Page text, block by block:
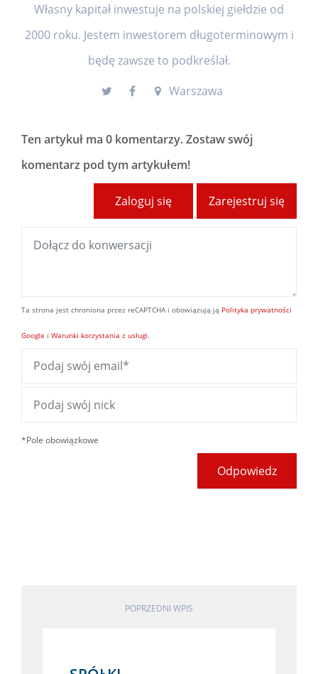
Własny kapitał inwestuje na polskiej giełdzie od
2000 roku. Jestem inwestorem długoterminowym i
będę zawsze to podkreślał.
Warszawa
Ten artykuł ma 0 komentarzy. Zostaw swój
komentarz pod tym artykułem!
Zarejestruj się
Zaloguj się
Ta strona jest chroniona przez reCAPTCHA i obowiązują ją Polityka prywatności
Google i Warunki korzystania z usługi.
*Pole obowiązkowe
Odpowiedz
POPRZEDNI WPIS